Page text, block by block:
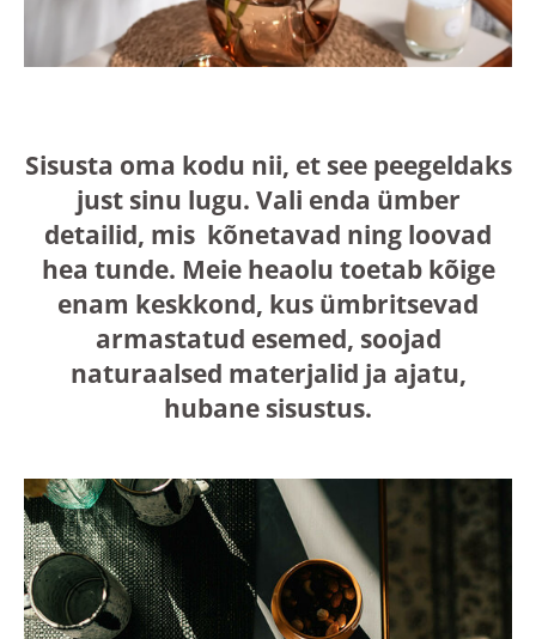
Sisusta oma kodu nii, et see peegeldaks
just sinu lugu. Vali enda ümber
detailid, mis kõnetavad ning loovad
hea tunde. Meie heaolu toetab kõige
enam keskkond, kus ümbritsevad
armastatud esemed, soojad
naturaalsed materjalid ja ajatu,
hubane sisustus.